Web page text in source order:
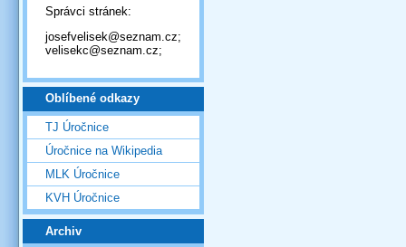
Správci stránek:
josefvelisek@seznam.cz;
velisekc@seznam.cz;
Oblíbené odkazy
TJ Úročnice
Úročnice na Wikipedia
MLK Úročnice
KVH Úročnice
Archiv